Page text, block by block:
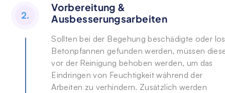
2.
Vorbereitung &
Ausbesserungsarbeiten
Sollten bei der Begehung beschädigte oder
Betonpfannen gefunden werden, müssen
vor der Reinigung behoben werden, um das
Eindringen von Feuchtigkeit während der
Arbeiten zu verhindern. Zusätzlich werden